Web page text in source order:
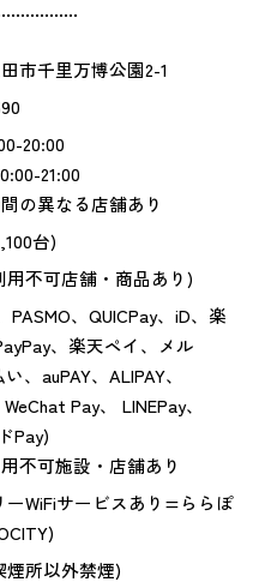
市千里万博公園2-1
20:00
21:00
の異なる店舗あり
台)
用不可店舗・商品あり)
PASMO、QUICPay、iD、楽
、楽天ペイ、メル
、auPAY、ALIPAY、
Pay、 LINEPay、
Pay)
不可施設・店舗あり
ーWiFiサービスあり=ららぽ
煙所以外禁煙)